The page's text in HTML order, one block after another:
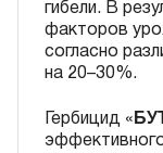
гибели. В
факторов
согласно
на 20–30%.
Гербицид «